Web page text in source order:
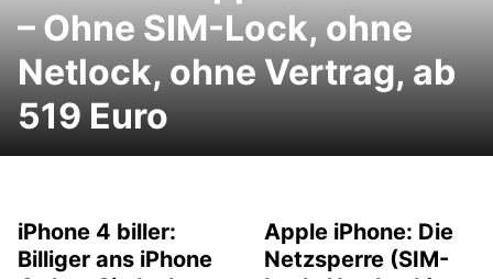
– Ohne SIM-Lock, ohne
Netlock, ohne Vertrag, ab
519 Euro
iPhone 4 biller:
Billiger ans iPhone
Apple iPhone: Die
Netzsperre (SIM-